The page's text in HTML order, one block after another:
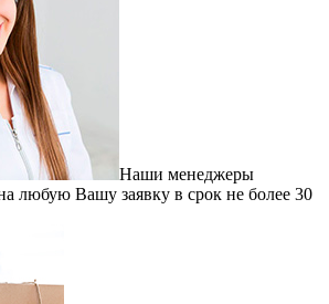
Наши менеджеры
любую Вашу заявку в срок не более 30